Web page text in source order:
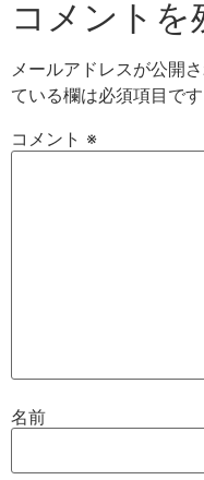
コメントを
メールアドレスが公開
ている欄は必須項目です
コメント ※
名前